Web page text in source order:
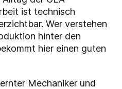
ist technisch
Wer verstehen
hinter den
hier einen guten
Mechaniker und